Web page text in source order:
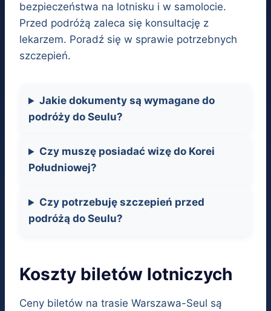
bezpieczeństwa na lotnisku i w samolocie.
Przed podróżą zaleca się konsultację z
lekarzem. Poradź się w sprawie potrzebnych
szczepień.
Jakie dokumenty są wymagane do
podróży do Seulu?
Czy muszę posiadać wizę do Korei
Południowej?
Czy potrzebuję szczepień przed
podróżą do Seulu?
Koszty biletów lotniczych
Ceny biletów na trasie Warszawa-Seul są